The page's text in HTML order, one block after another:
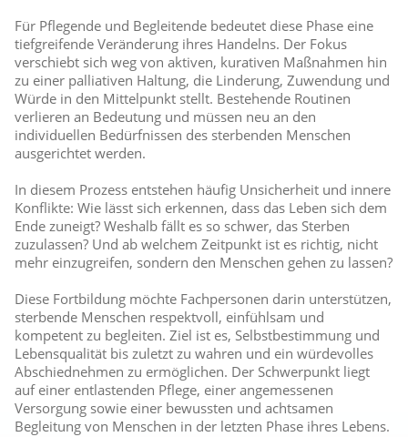
Für Pflegende und Begleitende bedeutet diese Phase eine
tiefgreifende Veränderung ihres Handelns. Der Fokus
verschiebt sich weg von aktiven, kurativen Maßnahmen hin
zu einer palliativen Haltung, die Linderung, Zuwendung und
Würde in den Mittelpunkt stellt. Bestehende Routinen
verlieren an Bedeutung und müssen neu an den
individuellen Bedürfnissen des sterbenden Menschen
ausgerichtet werden.
In diesem Prozess entstehen häufig Unsicherheit und innere
Konflikte: Wie lässt sich erkennen, dass das Leben sich dem
Ende zuneigt? Weshalb fällt es so schwer, das Sterben
zuzulassen? Und ab welchem Zeitpunkt ist es richtig, nicht
mehr einzugreifen, sondern den Menschen gehen zu lassen?
Diese Fortbildung möchte Fachpersonen darin unterstützen,
sterbende Menschen respektvoll, einfühlsam und
kompetent zu begleiten. Ziel ist es, Selbstbestimmung und
Lebensqualität bis zuletzt zu wahren und ein würdevolles
Abschiednehmen zu ermöglichen. Der Schwerpunkt liegt
auf einer entlastenden Pflege, einer angemessenen
Versorgung sowie einer bewussten und achtsamen
Begleitung von Menschen in der letzten Phase ihres Lebens.